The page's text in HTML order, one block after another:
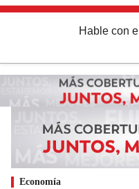
Hable con el
Economía